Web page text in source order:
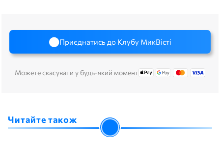
Приєднатись до Клубу МикВісті
Можете скасувати у будь-який момент
Читайте також